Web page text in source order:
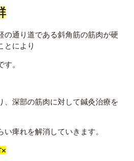
の通り道である斜角筋の筋肉が硬
とにより
。
、深部の筋肉に対して鍼灸治療を
痺れを解消していきます。
×